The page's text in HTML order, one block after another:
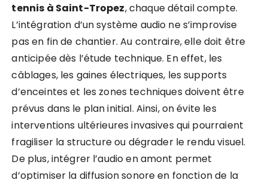
tennis à Saint-Tropez, chaque détail compte.
L’intégration d’un système audio ne s’improvise
pas en fin de chantier. Au contraire, elle doit être
anticipée dès l’étude technique. En effet, les
câblages, les gaines électriques, les supports
d’enceintes et les zones techniques doivent être
prévus dans le plan initial. Ainsi, on évite les
interventions ultérieures invasives qui pourraient
fragiliser la structure ou dégrader le rendu visuel.
De plus, intégrer l’audio en amont permet
d’optimiser la diffusion sonore en fonction de la